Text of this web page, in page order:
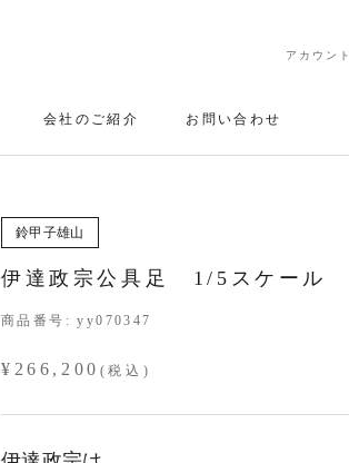
会社のご紹介
お問い合わせ
アカウント
鈴甲子雄山
伊達政宗公具足 1/5スケール
商品番号:yy070347
¥266,200 (税込)